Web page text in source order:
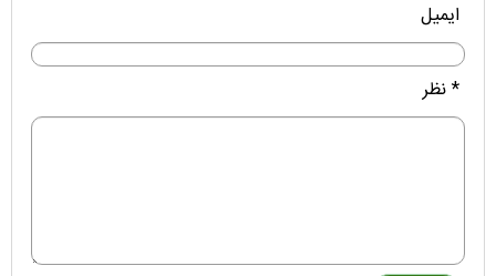
ایمیل
* نظر